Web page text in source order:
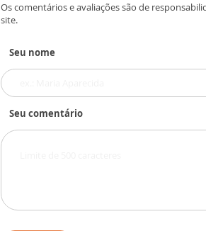
Os comentários e avaliações são de
site.
Seu nome
Seu comentário